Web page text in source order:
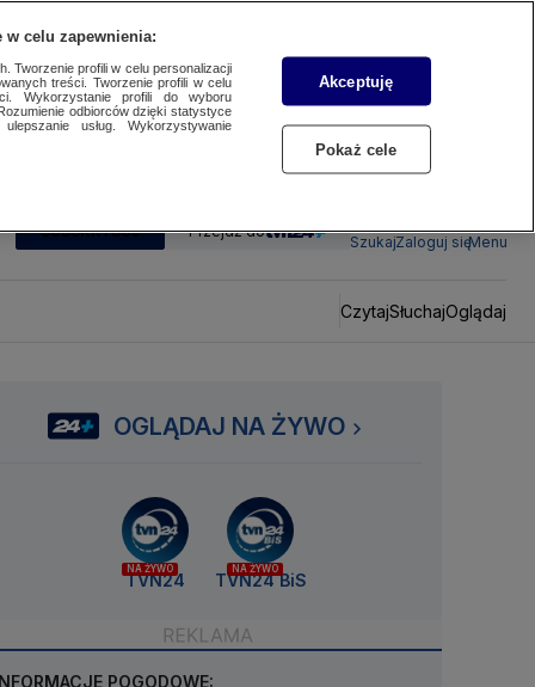
SUBSKRYBUJ Przejdź do
SzukajZaloguj sięMenu
CzytajSłuchajOglądaj
OGLĄDAJ NA ŻYWO
NA ŻYWO
TVN24
NA ŻYWO
TVN24 BiS
POGODOWE:
w celu zapewnienia:
Tworzenie profili w celu personalizacji
treści. Tworzenie profili w celu
Wykorzystanie profili do wyboru
odbiorców dzięki statystyce
usług. Wykorzystywanie
Akceptuję
Pokaż cele